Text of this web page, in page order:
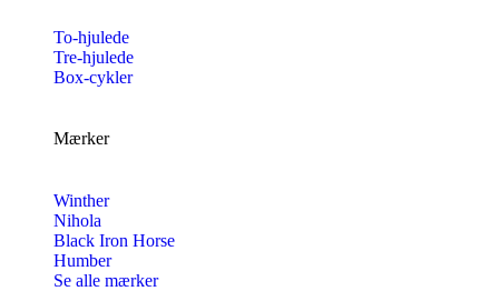
To-hjulede
Tre-hjulede
Box-cykler
Mærker
Winther
Nihola
Black Iron Horse
Humber
Se alle mærker